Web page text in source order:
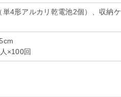
4形アルカリ乾電池2個）、収納ケ
×100回